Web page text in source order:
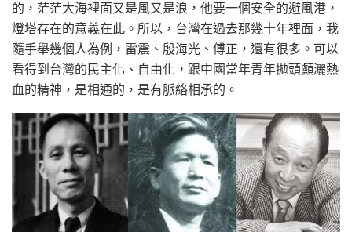
的，茫茫大海裡面又是風又是浪，他要一個安全的避風港，
燈塔存在的意義在此。所以，台灣在過去那幾十年裡面，我
隨手舉幾個人為例，雷震、殷海光、傅正，還有很多。可以
看得到台灣的民主化、自由化，跟中國當年青年拋頭顱灑熱
血的精神，是相通的，是有脈絡相承的。